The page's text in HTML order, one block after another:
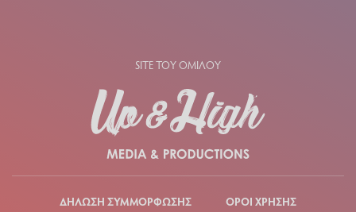
SITE ΤΟΥ ΟΜΙΛΟΥ
ΔΗΛΩΣΗ ΣΥΜΜΟΡΦΩΣΗΣ
ΟΡΟΙ ΧΡΗΣΗΣ